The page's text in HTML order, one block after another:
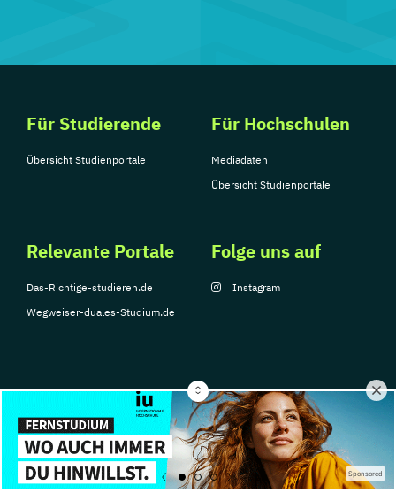
Sponsored
Für Studierende
Übersicht Studienportale
Für Hochschulen
Mediadaten
Übersicht Studienportale
Relevante Portale
Das-Richtige-studieren.de
Wegweiser-duales-Studium.de
Folge uns auf
Instagram
© Copyright 2026, TarGroup Media GmbH
Impressum
Über
uns
Datenschutzerklärung Nutzungsbedingungen